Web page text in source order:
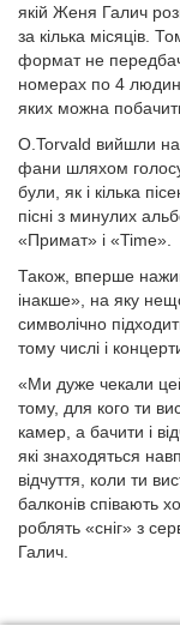
якій Женя Галич
за кілька місяців.
формат не
номерах по 4
яких можна
O.Torvald вийшли на
фани шляхом
були, як і кілька
пісні з минулих
«Примат» і «Time».
Також, вперше
інакше», на яку
символічно
тому числі і
«Ми дуже чекали
тому, для кого ти
камер, а бачити і
які знаходяться
відчуття, коли ти
балконів співають
роблять «сніг» з
Галич.